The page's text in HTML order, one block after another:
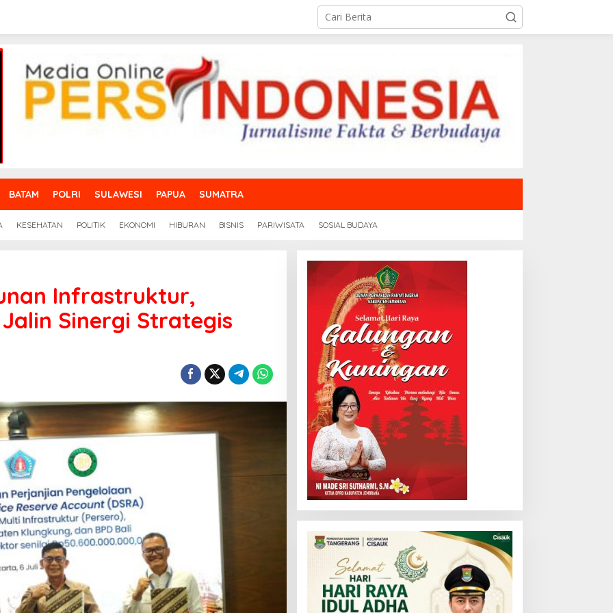
BATAM POLRI SULAWESI PAPUA SUMATRA
KESEHATAN POLITIK EKONOMI HIBURAN BISNIS PARIWISATA SOSIAL BUDAYA
Infrastruktur,
Sinergi Strategis